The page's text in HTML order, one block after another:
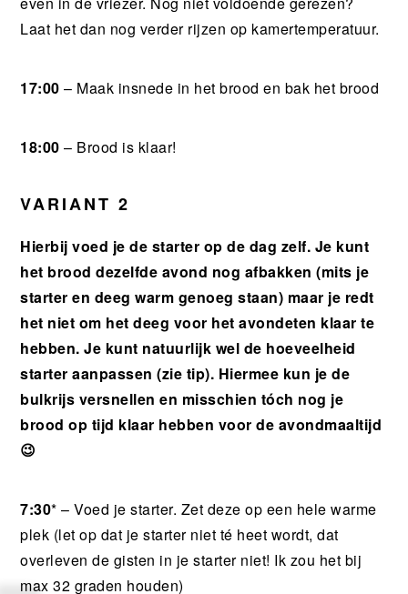
Laat het dan nog verder rijzen op kamertemperatuur.
17:00 – Maak insnede in het brood en bak het brood
18:00 – Brood is klaar!
VARIANT 2
Hierbij voed je de starter op de dag zelf. Je kunt
het brood dezelfde avond nog afbakken (mits je
starter en deeg warm genoeg staan) maar je redt
het niet om het deeg voor het avondeten klaar te
hebben. Je kunt natuurlijk wel de hoeveelheid
starter aanpassen (zie tip). Hiermee kun je de
bulkrijs versnellen en misschien tóch nog je
brood op tijd klaar hebben voor de avondmaaltijd
😉
7:30* – Voed je starter. Zet deze op een hele warme
plek (let op dat je starter niet té heet wordt, dat
overleven de gisten in je starter niet! Ik zou het bij
max 32 graden houden)